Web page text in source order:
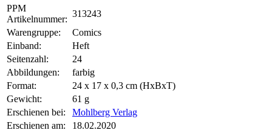
PPM
Artikelnummer:
313243
Warengruppe:
Comics
Einband:
Heft
Seitenzahl:
24
Abbildungen:
farbig
Format:
24 x 17 x 0,3 cm (HxBxT)
Gewicht:
61 g
Erschienen bei:
Mohlberg Verlag
Erschienen am:
18.02.2020